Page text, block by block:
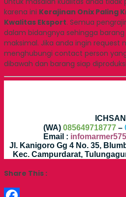
karena ini Kerajinan Onix Paling
Kwalitas Eksport. Semua
dalam bidangnya sehingga barang
maksimal. Jika anda ingin request
menghubungi contact person
dibawah dan barang siap
ICHSAN
(WA) 085649718777–
Email :
Jl. Kanigoro Gg 4 No. 35,
Kec. Campurdarat,
Share This :